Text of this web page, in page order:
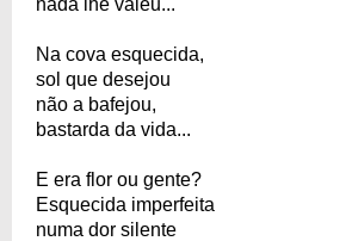
nada lhe valeu...
Na cova esquecida,
sol que desejou
não a bafejou,
bastarda da vida...
E era flor ou gente?
Esquecida imperfeita
numa dor silente